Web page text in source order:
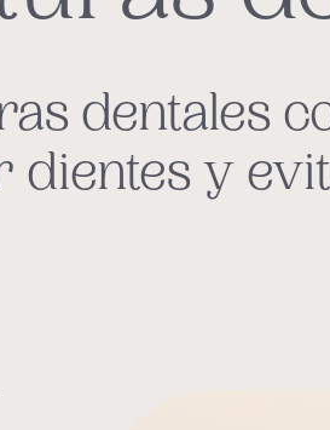
dentales
y